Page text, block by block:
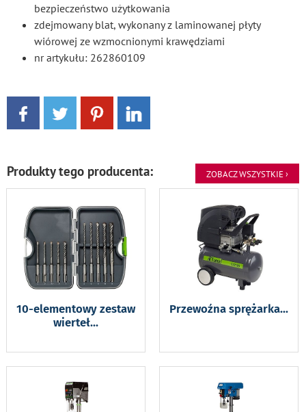
bezpieczeństwo użytkowania
zdejmowany blat, wykonany z laminowanej płyty
wiórowej ze wzmocnionymi krawędziami
nr artykułu: 262860109
Produkty tego producenta: ZOBACZ WSZYSTKIE ›
10-elementowy zestaw
wierteł...
Przewoźna sprężarka...